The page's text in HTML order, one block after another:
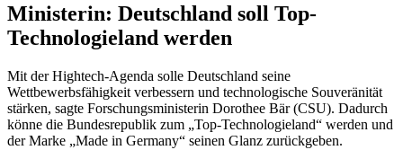
Ministerin: Deutschland soll Top-
Technologieland werden
Mit der Hightech-Agenda solle Deutschland seine
Wettbewerbsfähigkeit verbessern und technologische Souveränität
stärken, sagte Forschungsministerin Dorothee Bär (CSU). Dadurch
könne die Bundesrepublik zum „Top-Technologieland“ werden und
der Marke „Made in Germany“ seinen Glanz zurückgeben.